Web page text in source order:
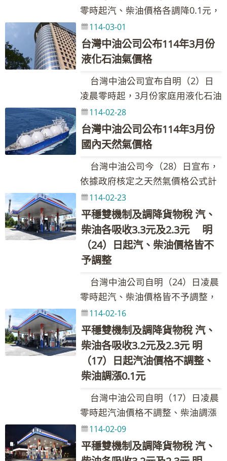
持續以亞鄰國家最低價及平穩措施
運作，協助穩定國內油價，汽、柴
油各應調整1.6元及1.2元均由台灣
中油吸收，114年累計至2月底止，
台灣中油共吸收約30.17億元。調價
後各式油品參考零售價格調幅及調
整金額如附表，實際零售價格以各
營業點公告為準。(亞鄰油價資訊請
參考全球資訊網
https://www.cpc.com.tw產品與服
務--產品價格與資訊--亞鄰各國比較
表) 台灣中油股份有限公司 發言
人：林珂如發言人 聯絡電話：02-
87258125、0921-855-697 Email：
205311@cpc.com.tw 新聞聯絡
人：黃如妤組長 聯絡電話：02-
87258548、0932-205-375 Email：
089222@cpc.com.tw 其他相關業
務詢問請洽本公司1912客服專線
0.1元。吸收金額如下表： 吸收金
額／每公升 政府調降貨物稅 維持亞
鄰國家最低價 平穩措施 合計 汽油
2.2 0.7 0.2 3.1 柴油 1.6 0.3 0.2 2.1
本週依油價公式及政府調降貨物
稅(汽、柴油每公升各共2元及1.5元)
最低價及平穩措施運作，協助穩定
國內油價，汽、柴油各應調整0.9元
及0.5元均由台灣中油吸收，114年
累計至2月底止，台灣中油共吸收約
30.17億元。調價後各式油品參考零
售價格調幅及調整金額如附表，實
際零售價格以各營業點公告為準。
(亞鄰油價資訊請參考全球資訊網
https://www.cpc.com.tw產品與服
務--產品價格與資訊--亞鄰各國比較
表) 台灣中油股份有限公司 發言
人：林珂如發言人 聯絡電話：02-
87258125、0921-855-697 Email：
205311@cpc.com.tw 新聞聯絡
人：黃如妤組長 聯絡電話：02-
87258548、0932-205-375 Email：
089222@cpc.com.tw 其他相關業
務詢問請洽本公司1912客服專線
施，第一階段吸收25%調幅四捨五
入，汽、柴油每公升各吸收0.3元，
國內汽、柴油價格皆不予調整。吸
收金額如下表： 吸收金額／每公升
價 平穩措施 合計 汽油 2.2 0.0 0.3
2.5 柴油 1.6 0.0 0.3 1.9 本週依
油價公式及政府調降貨物稅(汽、柴
油每公升各共2元及1.5元)調整國內
油價，並持續以亞鄰國家最低價及
平穩措施運作，協助穩定國內油
價，汽、柴油各應調整0.3元均由台
灣中油吸收，114年累計至2月底
止，台灣中油共吸收約30.17億元。
調價後各式油品參考零售價格調幅
及調整金額如附表，實際零售價格
以各營業點公告為準。(亞鄰油價資
訊請參考全球資訊網
https://www.cpc.com.tw產品與服
務--產品價格與資訊--亞鄰各國比較
表) 台灣中油股份有限公司 發言
人：林珂如發言人 聯絡電話：02-
87258125、0921-855-697 Email：
205311@cpc.com.tw 新聞聯絡
人：黃如妤組長 聯絡電話：02-
87258548、0932-205-375 Email：
089222@cpc.com.tw 其他相關業
務詢問請洽本公司1912客服專線
則調價指標7D3B週均價下跌4.57美
元，新臺幣兌美元匯率貶值0.088
元，跌幅為4.61%。按浮動油價機
制調整原則，汽、柴油應調價格與
應各調降0.3元及0.8元，已低於亞
洲鄰近國家(日、韓、港、星)，惟計
算後95無鉛汽油超出30元，啟動油
價平穩措施，第一階段吸收25%調
幅四捨五入，汽、柴油每公升各吸
收0.2元，國內汽、柴油實際每公升
價格各調降0.5元及1.0元。吸收金
額如下表： 吸收金額／每公升 政府
調降貨物稅 維持亞鄰國家最低價 平
穩措施 合計 汽油 2.2 0.0 0.2 2.4 柴
油 1.6 0.0 0.2 1.8 本週依油價公
式及政府調降貨物稅(汽、柴油每公
升各共2元及1.5元)調整國內油價，
並持續以亞鄰國家最低價及平穩措
施運作，協助穩定國內油價，汽、
柴油各應調整0.2元均由台灣中油吸
收，114年累計至2月底止，台灣中
油共吸收約30.17億元。調價後各式
油品參考零售價格調幅及調整金額
如附表，實際零售價格以各營業點
公告為準。(亞鄰油價資訊請參考全
球資訊網https://www.cpc.com.tw
產品與服務--產品價格與資訊--亞鄰
各國比較表) 台灣中油股份有限
公司 發言人：林珂如發言人 聯絡電
話：02-87258125、0921-855-697
零時起汽、柴油價格各調降0.1元，
參考零售價格分別為92無鉛汽油每
公升29.7元、95無鉛汽油每公升
31.2元、98無鉛汽油每公升33.2
因平穩雙機制啟動，汽、柴油各吸
收0.8元及0.4元。 台灣中油表
示，本週國際油價下跌，浮動油價
調整原則調價指標7D3B週均價下跌
1.83美元，新臺幣兌美元匯率貶值
價機制調整原則，汽、柴油應調價
格與本週參考零售價格相比，汽、
柴油應各調漲0.7元及0.3元，惟為
維持價格低於亞洲鄰近國家(日、
韓、港、星)，汽、柴油各吸收0.4
元及0元，吸收後95無鉛汽油超出
30元，啟動油價平穩措施，第一階
段吸收25%調幅四捨五入，汽、柴
油每公升各吸收0.4元。平穩雙機制
啟動，汽、柴油各共吸收0.8元及
0.4元，國內汽、柴油實際每公升價
格各調降0.1元。吸收金額如下表：
吸收金額／每公升 政府調降貨物稅
維持亞鄰國家最低價 平穩措施 合計
汽油 2.2 0.4 0.4 3.0 柴油 1.6 0.0
0.4 2.0 本週依油價公式及政府調
降貨物稅(汽、柴油每公升各共2元
及1.5元)調整國內油價，並持續以
亞鄰國家最低價及平穩措施運作，
協助穩定國內油價，汽、柴油各應
台灣中油公司公布114年3月份
液化石油氣價格
114-03-01
台灣中油公司宣布自明（2）日
凌晨零時起，3月份家庭用液化石油
氣(桶裝瓦斯)、工業用丙烷、丁烷、
混合丙丁烷及車用液化石油氣價格
皆不調整。 台灣中油表示，液化
石油氣價格每月檢討調整機制」辦
理。依公式計算結果，114年3月份
液化石油氣每公斤應調降1.4元，惟
為配合政府穩定物價政策，尚未調
足之吸收金額達每公斤17.4元，故
114年3月份液化石油氣價格不調
整，先回補部分吸收金額；另未回
日後國際價格跌價時再行回補。 台
灣中油股份有限公司 發言人：林珂
如發言人 聯絡電話：02-
87258125、0921-855-697 Email：
205311@cpc.com.tw 新聞聯絡
人：黃如妤組長 聯絡電話：02-
87258548、0932-205-375 Email：
務詢問請洽本公司1912客服專線
台灣中油公司公布114年3月份
國內天然氣價格
114-02-28
台灣中油公司今（28）日宣布，
依據政府核定之天然氣價格公式計
算，3月份各類用戶天然氣價格均應
調漲，惟考量照顧民生及配合政府
穩定物價政策，民生用戶氣價不調
整，由台灣中油吸收。 台灣中油
表示，近期氣溫持續較往年寒冷，
各國天然氣需求大增，導致全球液
化天然氣(LNG)現貨價格創下112年
10月以來新高。另因歐盟制定天然
氣儲存法規，強制要求歐盟成員國
在每年11月前須將天然氣存量維持
在9成以滿足冬季用氣需求，歐洲天
然氣進口業者為回補庫存，與亞洲
國家搶購LNG，推升我國LNG進口
年1月累積虧損達704億元，逾資本
額二分之一。113年政策性吸收金
額736.65億元，天然氣吸收金額高
達355.82億元。114年1月政策性吸
平穩雙機制及調降貨物稅 汽、
柴油各吸收3.3元及2.3元 明
（24）日起汽、柴油價格皆不
予調整
114-02-23
台灣中油公司自明（24）日凌晨
零時起汽、柴油價格皆不予調整，
參考零售價格分別為92無鉛汽油每
公升29.8元、95無鉛汽油每公升
31.3元、98無鉛汽油每公升33.3
元、超級柴油每公升29.0元。本週
因平穩雙機制啟動，汽、柴油各吸
收1.1元及0.7元。 台灣中油表
示，本週受俄烏地緣政治動盪影
響，導致國際油價上漲。浮動油價
調整原則調價指標7D3B週均價上漲
0.25美元，新臺幣兌美元匯率升值
0.072元，漲幅為0.08%。按浮動油
平穩雙機制及調降貨物稅 汽、
柴油各吸收3.2元及2.3元 明
（17）日起汽油價格不調整、
柴油調漲0.1元
114-02-16
台灣中油公司自明（17）日凌晨
零時起汽油價格不調整、柴油調漲
0.1元，參考零售價格分別為92無鉛
汽油每公升29.8元、95無鉛汽油每
公升31.3元、98無鉛汽油每公升
平穩雙機制及調降貨物稅 汽、
114-02-09